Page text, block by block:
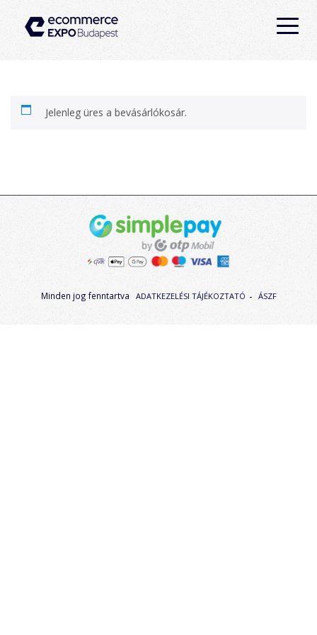
Jelenleg üres a bevásárlókosár.
Minden jog fenntartva ADATKEZELÉSI TÁJÉKOZTATÓ ÁSZF